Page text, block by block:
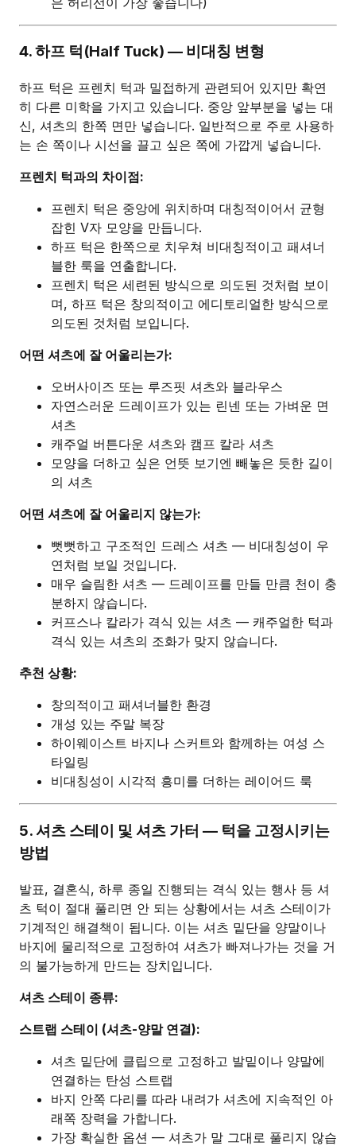
4. 하프 턱(Half Tuck) — 비대칭 변형
하프 턱은 프렌치 턱과 밀접하게 관련되어 있지만 확연
히 다른 미학을 가지고 있습니다. 중앙 앞부분을 넣는 대
신, 셔츠의 한쪽 면만 넣습니다. 일반적으로 주로 사용하
는 손 쪽이나 시선을 끌고 싶은 쪽에 가깝게 넣습니다.
프렌치 턱과의 차이점:
프렌치 턱은 중앙에 위치하며 대칭적이어서 균형
잡힌 V자 모양을 만듭니다.
하프 턱은 한쪽으로 치우쳐 비대칭적이고 패셔너
블한 룩을 연출합니다.
프렌치 턱은 세련된 방식으로 의도된 것처럼 보이
며, 하프 턱은 창의적이고 에디토리얼한 방식으로
의도된 것처럼 보입니다.
어떤 셔츠에 잘 어울리는가:
오버사이즈 또는 루즈핏 셔츠와 블라우스
자연스러운 드레이프가 있는 린넨 또는 가벼운 면
셔츠
캐주얼 버튼다운 셔츠와 캠프 칼라 셔츠
모양을 더하고 싶은 언뜻 보기엔 빼놓은 듯한 길이
의 셔츠
어떤 셔츠에 잘 어울리지 않는가:
뻣뻣하고 구조적인 드레스 셔츠 — 비대칭성이 우
연처럼 보일 것입니다.
매우 슬림한 셔츠 — 드레이프를 만들 만큼 천이 충
분하지 않습니다.
커프스나 칼라가 격식 있는 셔츠 — 캐주얼한 턱과
격식 있는 셔츠의 조화가 맞지 않습니다.
추천 상황:
창의적이고 패셔너블한 환경
개성 있는 주말 복장
하이웨이스트 바지나 스커트와 함께하는 여성 스
타일링
비대칭성이 시각적 흥미를 더하는 레이어드 룩
5. 셔츠 스테이 및 셔츠 가터 — 턱을 고정시키는
방법
발표, 결혼식, 하루 종일 진행되는 격식 있는 행사 등 셔
츠 턱이 절대 풀리면 안 되는 상황에서는 셔츠 스테이가
기계적인 해결책이 됩니다. 이는 셔츠 밑단을 양말이나
바지에 물리적으로 고정하여 셔츠가 빠져나가는 것을 거
의 불가능하게 만드는 장치입니다.
셔츠 스테이 종류:
스트랩 스테이 (셔츠-양말 연결):
셔츠 밑단에 클립으로 고정하고 발밑이나 양말에
연결하는 탄성 스트랩
바지 안쪽 다리를 따라 내려가 셔츠에 지속적인 아
래쪽 장력을 가합니다.
가장 확실한 옵션 — 셔츠가 말 그대로 풀리지 않습